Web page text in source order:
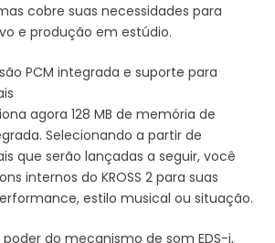
cobre suas necessidades para
e produção em estúdio.
PCM integrada e suporte para
agora 128 MB de memória de
Selecionando a partir de
que serão lançadas a seguir, você
internos do KROSS 2 para suas
estilo musical ou situação.
do mecanismo de som EDS-i,